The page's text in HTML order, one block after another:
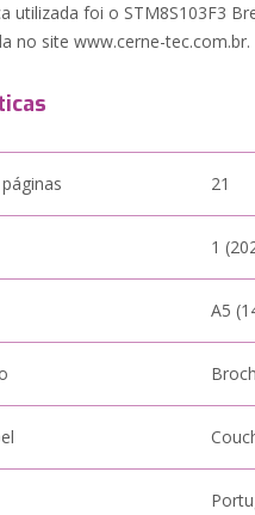
utilizada foi o STM8S103F3
no site www.cerne-tec.com.br.
21
1
A5